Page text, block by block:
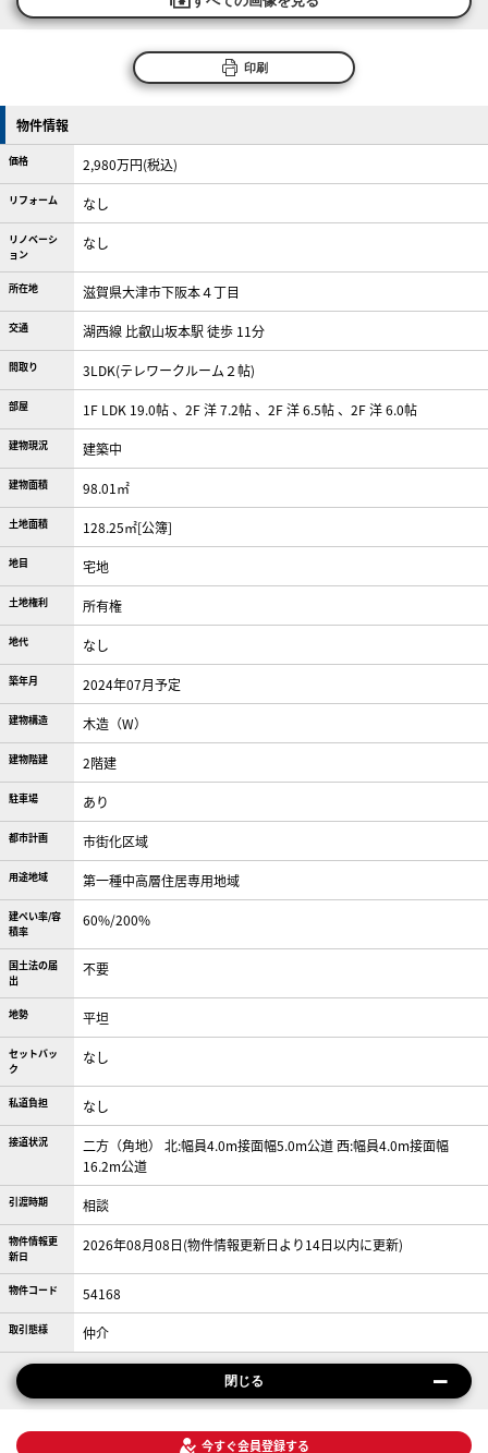
印刷
物件情報
価格 2,980万円(税込)
リフォーム なし
リノベーシ
ョン
なし
所在地 滋賀県大津市下阪本４丁目
交通 湖西線 比叡山坂本駅 徒歩 11分
間取り 3LDK(テレワークルーム２帖)
部屋 1F LDK 19.0帖 、2F 洋 7.2帖 、2F 洋 6.5帖 、2F 洋 6.0帖
建物現況 建築中
建物面積 98.01㎡
土地面積 128.25㎡[公簿]
地目 宅地
土地権利 所有権
地代 なし
築年月 2024年07月予定
建物構造 木造（W）
建物階建 2階建
駐車場 あり
都市計画 市街化区域
用途地域 第一種中高層住居専用地域
建ぺい率/容
積率
60%/200%
国土法の届
出
不要
地勢 平坦
セットバッ
ク
なし
私道負担 なし
接道状況
二方（角地） 北:幅員4.0m接面幅5.0m公道 西:幅員4.0m接面幅
16.2m公道
引渡時期 相談
物件情報更
新日
2026年08月08日(物件情報更新日より14日以内に更新)
物件コード 54168
取引態様 仲介
閉じる
今すぐ会員登録する